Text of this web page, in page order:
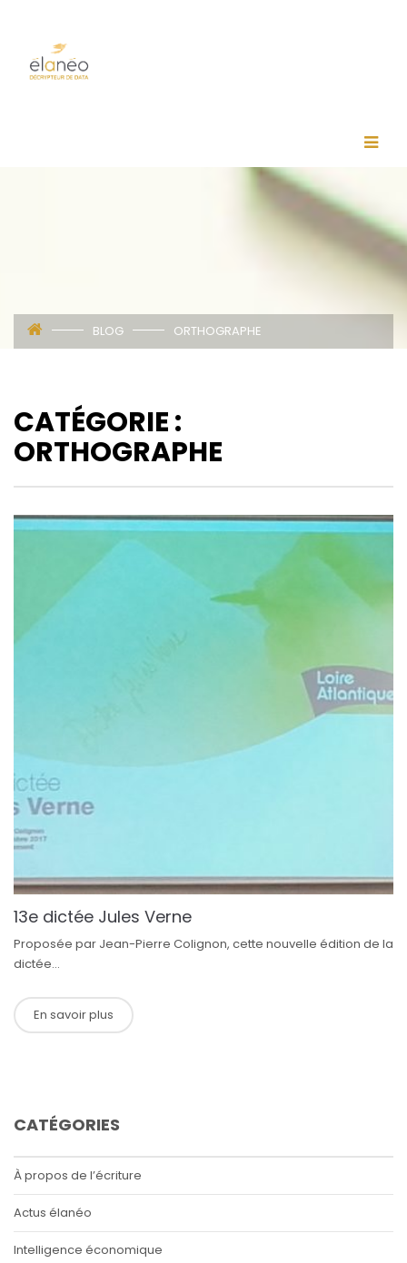
BLOG ORTHOGRAPHE
CATÉGORIE :
ORTHOGRAPHE
13e dictée Jules Verne
Proposée par Jean-Pierre Colignon, cette nouvelle édition de la
dictée...
En savoir plus
CATÉGORIES
À propos de l’écriture
Actus élanéo
Intelligence économique